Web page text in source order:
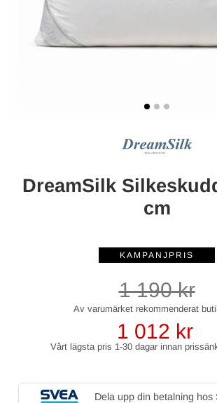
DreamSilk
cm
1 190kr
1 012 kr
Vårt lägsta pris 1-30 dagar innan
Dela upp din betalning hos